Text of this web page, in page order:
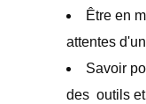
Être en
attentes
Savoir
des outils